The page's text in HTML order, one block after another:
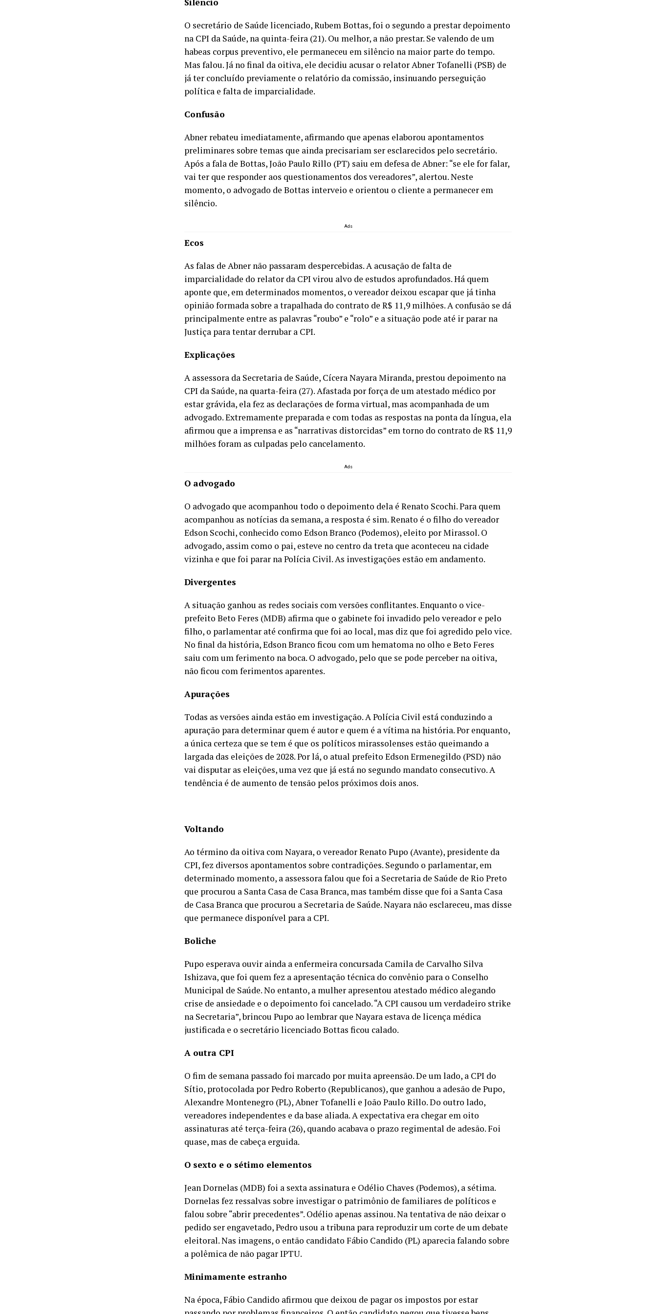
Silêncio
O secretário de Saúde licenciado, Rubem Bottas, foi o segundo a prestar depoimento
na CPI da Saúde, na quinta-feira (21). Ou melhor, a não prestar. Se valendo de um
habeas corpus preventivo, ele permaneceu em silêncio na maior parte do tempo.
Mas falou. Já no final da oitiva, ele decidiu acusar o relator Abner Tofanelli (PSB) de
já ter concluído previamente o relatório da comissão, insinuando perseguição
política e falta de imparcialidade.
Confusão
Abner rebateu imediatamente, afirmando que apenas elaborou apontamentos
preliminares sobre temas que ainda precisariam ser esclarecidos pelo secretário.
Após a fala de Bottas, João Paulo Rillo (PT) saiu em defesa de Abner: “se ele for falar,
vai ter que responder aos questionamentos dos vereadores”, alertou. Neste
momento, o advogado de Bottas interveio e orientou o cliente a permanecer em
silêncio.
Ads
Ecos
As falas de Abner não passaram despercebidas. A acusação de falta de
imparcialidade do relator da CPI virou alvo de estudos aprofundados. Há quem
aponte que, em determinados momentos, o vereador deixou escapar que já tinha
opinião formada sobre a trapalhada do contrato de R$ 11,9 milhões. A confusão se dá
principalmente entre as palavras “roubo” e “rolo” e a situação pode até ir parar na
Justiça para tentar derrubar a CPI.
Explicações
A assessora da Secretaria de Saúde, Cícera Nayara Miranda, prestou depoimento na
CPI da Saúde, na quarta-feira (27). Afastada por força de um atestado médico por
estar grávida, ela fez as declarações de forma virtual, mas acompanhada de um
advogado. Extremamente preparada e com todas as respostas na ponta da língua, ela
afirmou que a imprensa e as “narrativas distorcidas” em torno do contrato de R$ 11,9
milhões foram as culpadas pelo cancelamento.
Ads
O advogado
O advogado que acompanhou todo o depoimento dela é Renato Scochi. Para quem
acompanhou as notícias da semana, a resposta é sim. Renato é o filho do vereador
Edson Scochi, conhecido como Edson Branco (Podemos), eleito por Mirassol. O
advogado, assim como o pai, esteve no centro da treta que aconteceu na cidade
vizinha e que foi parar na Polícia Civil. As investigações estão em andamento.
Divergentes
A situação ganhou as redes sociais com versões conflitantes. Enquanto o vice-
prefeito Beto Feres (MDB) afirma que o gabinete foi invadido pelo vereador e pelo
filho, o parlamentar até confirma que foi ao local, mas diz que foi agredido pelo vice.
No final da história, Edson Branco ficou com um hematoma no olho e Beto Feres
saiu com um ferimento na boca. O advogado, pelo que se pode perceber na oitiva,
não ficou com ferimentos aparentes.
Apurações
Todas as versões ainda estão em investigação. A Polícia Civil está conduzindo a
apuração para determinar quem é autor e quem é a vítima na história. Por enquanto,
a única certeza que se tem é que os políticos mirassolenses estão queimando a
largada das eleições de 2028. Por lá, o atual prefeito Edson Ermenegildo (PSD) não
vai disputar as eleições, uma vez que já está no segundo mandato consecutivo. A
tendência é de aumento de tensão pelos próximos dois anos.
Voltando
Ao término da oitiva com Nayara, o vereador Renato Pupo (Avante), presidente da
CPI, fez diversos apontamentos sobre contradições. Segundo o parlamentar, em
determinado momento, a assessora falou que foi a Secretaria de Saúde de Rio Preto
que procurou a Santa Casa de Casa Branca, mas também disse que foi a Santa Casa
de Casa Branca que procurou a Secretaria de Saúde. Nayara não esclareceu, mas disse
que permanece disponível para a CPI.
Boliche
Pupo esperava ouvir ainda a enfermeira concursada Camila de Carvalho Silva
Ishizava, que foi quem fez a apresentação técnica do convênio para o Conselho
Municipal de Saúde. No entanto, a mulher apresentou atestado médico alegando
crise de ansiedade e o depoimento foi cancelado. “A CPI causou um verdadeiro strike
na Secretaria”, brincou Pupo ao lembrar que Nayara estava de licença médica
justificada e o secretário licenciado Bottas ficou calado.
A outra CPI
O fim de semana passado foi marcado por muita apreensão. De um lado, a CPI do
Sítio, protocolada por Pedro Roberto (Republicanos), que ganhou a adesão de Pupo,
Alexandre Montenegro (PL), Abner Tofanelli e João Paulo Rillo. Do outro lado,
vereadores independentes e da base aliada. A expectativa era chegar em oito
assinaturas até terça-feira (26), quando acabava o prazo regimental de adesão. Foi
quase, mas de cabeça erguida.
O sexto e o sétimo elementos
Jean Dornelas (MDB) foi a sexta assinatura e Odélio Chaves (Podemos), a sétima.
Dornelas fez ressalvas sobre investigar o patrimônio de familiares de políticos e
falou sobre “abrir precedentes”. Odélio apenas assinou. Na tentativa de não deixar o
pedido ser engavetado, Pedro usou a tribuna para reproduzir um corte de um debate
eleitoral. Nas imagens, o então candidato Fábio Candido (PL) aparecia falando sobre
a polêmica de não pagar IPTU.
Minimamente estranho
Na época, Fábio Candido afirmou que deixou de pagar os impostos por estar